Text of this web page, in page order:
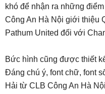
khó để nhận ra những
Công An Hà Nội giới thiệu
Pathum United đối với
Bức hình cũng được thiết
Đáng chú ý, font chữ, font
Hải từ CLB Công An Hà